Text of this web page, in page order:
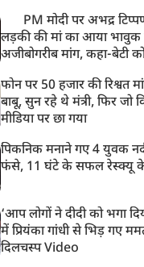
PM मोदी पर अभद्र
लड़की की मां का आया भावुक
अजीबोगरीब मांग, कहा-बेटी को
फोन पर 50 हजार की रिश्वत
बाबू, सुन रहे थे मंत्री, फिर जो
मीडिया पर छा गया
पिकनिक मनाने गए 4 युवक
फंसे, 11 घंटे के सफल रेस्क्यू के
‘आप लोगों ने दीदी को भगा
में प्रियंका गांधी से भिड़ गए
दिलचस्प Video